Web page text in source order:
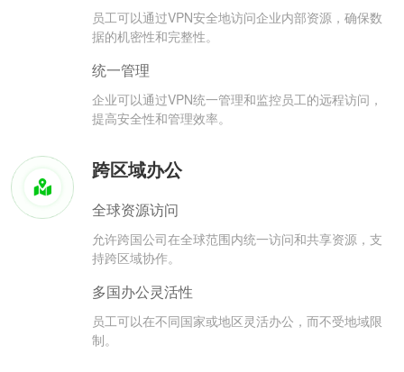
员工可以通过VPN安全地访问企业内部资源，确保数
据的机密性和完整性。
统一管理
企业可以通过VPN统一管理和监控员工的远程访问，
提高安全性和管理效率。
跨区域办公
全球资源访问
允许跨国公司在全球范围内统一访问和共享资源，支
持跨区域协作。
多国办公灵活性
员工可以在不同国家或地区灵活办公，而不受地域限
制。